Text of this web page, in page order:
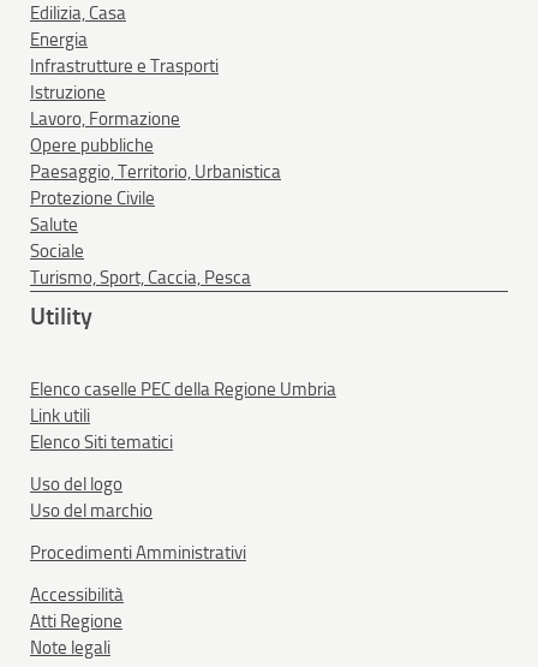
Edilizia, Casa
Energia
Infrastrutture e Trasporti
Istruzione
Lavoro, Formazione
Opere pubbliche
Paesaggio, Territorio, Urbanistica
Protezione Civile
Salute
Sociale
Turismo, Sport, Caccia, Pesca
Utility
Elenco caselle PEC della Regione Umbria
Link utili
Elenco Siti tematici
Uso del logo
Uso del marchio
Procedimenti Amministrativi
Accessibilità
Atti Regione
Note legali